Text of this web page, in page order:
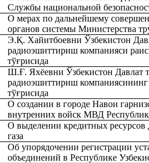
Службы национальной
О мерах по дальнейшему
органов системы Министерства
Э.Қ. Хайитбоевни Ўзбекистон
радиоэшиттириш компанияси
тўғрисида
Ш.Ғ. Яхёевни Ўзбекистон Давлат
радиоэшиттириш
тўғрисида
О создании в городе Навои
внутренних войск МВД
О выделении кредитных
газа
Об упорядочении регистрации
объединений в Республике